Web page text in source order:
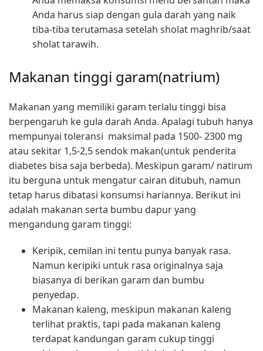
Anda harus siap dengan gula darah yang naik
tiba-tiba terutamasa setelah sholat maghrib/saat
sholat tarawih.
Makanan tinggi garam(natrium)
Makanan yang memiliki garam terlalu tinggi bisa
berpengaruh ke gula darah Anda. Apalagi tubuh hanya
mempunyai toleransi maksimal pada 1500- 2300 mg
atau sekitar 1,5-2,5 sendok makan(untuk penderita
diabetes bisa saja berbeda). Meskipun garam/ natirum
itu berguna untuk mengatur cairan ditubuh, namun
tetap harus dibatasi konsumsi hariannya. Berikut ini
adalah makanan serta bumbu dapuryang
mengandung garam tinggi:
Keripik, cemilan ini tentu punya banyak rasa.
Namun keripiki untuk rasa originalnya saja
biasanya di berikan garam dan bumbu
penyedap.
Makanan kaleng, meskipun makanan kaleng
terlihat praktis, tapi pada makanan kaleng
terdapat kandungan garam cukup tinggi